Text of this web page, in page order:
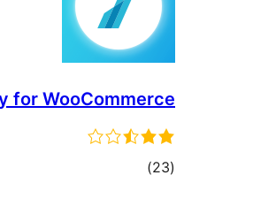
for WooCommerce
(23
مجموع)